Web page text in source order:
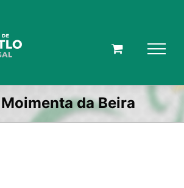
da Beira